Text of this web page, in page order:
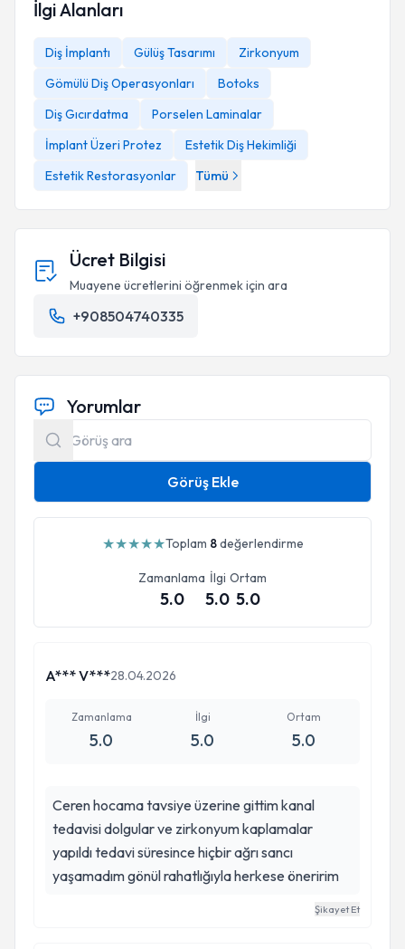
İlgi Alanları
Diş İmplantı Gülüş Tasarımı
Zirkonyum
Gömülü Diş Operasyonları
Botoks
Diş Gıcırdatma
Porselen Laminalar
İmplant Üzeri Protez
Estetik Diş Hekimliği
Estetik Restorasyonlar
Tümü
Ücret Bilgisi
Muayene ücretlerini öğrenmek için ara
+908504740335
Yorumlar
Görüş Ekle
★★★★★Toplam 8değerlendirme
Zamanlama
5.0
İlgi
5.0
Ortam
5.0
A*** V***28.04.2026
Zamanlama
5.0
İlgi
5.0
Ortam
5.0
Ceren hocama tavsiye üzerine gittim kanal
tedavisi dolgular ve zirkonyum kaplamalar
yapıldı tedavi süresince hiçbir ağrı sancı
yaşamadım gönül rahatlığıyla herkese öneririm
Şikayet Et